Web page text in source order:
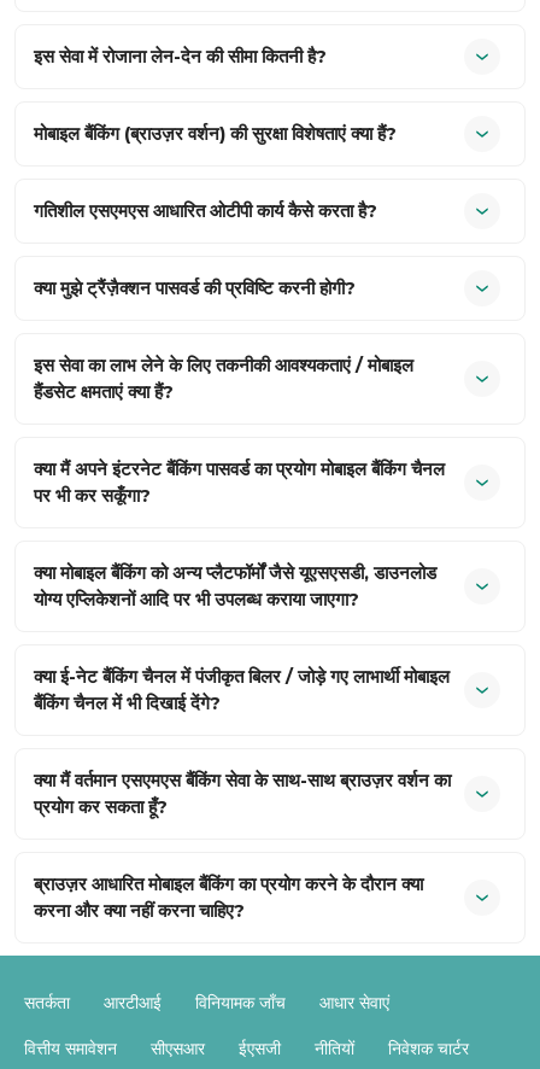
इस सेवा में रोजाना लेन-देन की सीमा कितनी है?
मोबाइल बैंकिंग (ब्राउज़र वर्शन) की सुरक्षा विशेषताएं क्या हैं?
गतिशील एसएमएस आधारित ओटीपी कार्य कैसे करता है?
क्या मुझे ट्रैंज़ैक्शन पासवर्ड की प्रविष्टि करनी होगी?
इस सेवा का लाभ लेने के लिए तकनीकी आवश्यकताएं / मोबाइल
हैंडसेट क्षमताएं क्या हैं?
क्या मैं अपने इंटरनेट बैंकिंग पासवर्ड का प्रयोग मोबाइल बैंकिंग चैनल
पर भी कर सकूँगा?
क्या मोबाइल बैंकिंग को अन्य प्लैटफॉर्मों जैसे यूएसएसडी, डाउनलोड
योग्य एप्लिकेशनों आदि पर भी उपलब्ध कराया जाएगा?
क्या ई-नेट बैंकिंग चैनल में पंजीकृत बिलर / जोड़े गए लाभार्थी मोबाइल
बैंकिंग चैनल में भी दिखाई देंगे?
क्या मैं वर्तमान एसएमएस बैंकिंग सेवा के साथ-साथ ब्राउज़र वर्शन का
प्रयोग कर सकता हूँ?
ब्राउज़र आधारित मोबाइल बैंकिंग का प्रयोग करने के दौरान क्या
करना और क्या नहीं करना चाहिए?
सतर्कता आरटीआई विनियामक जाँच आधार सेवाएं
वित्तीय समावेशन सीएसआर ईएसजी नीतियों निवेशक चार्टर